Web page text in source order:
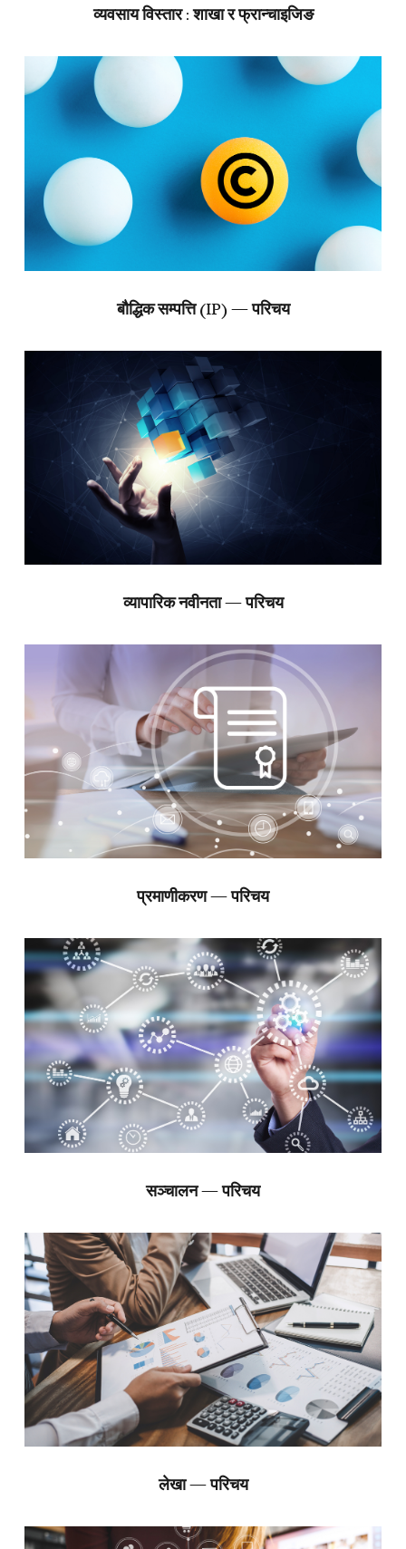
व्यवसाय विस्तार : शाखा र फ्रान्चाइजिङ
बौद्धिक सम्पत्ति (IP) — परिचय
व्यापारिक नवीनता — परिचय
प्रमाणीकरण — परिचय
सञ्चालन — परिचय
लेखा — परिचय